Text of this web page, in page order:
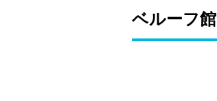
ベルーフ館